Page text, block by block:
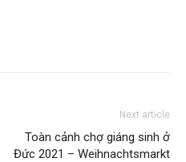
Next article
Toàn cảnh chợ giáng sinh ở
Đức 2021 – Weihnachtsmarkt